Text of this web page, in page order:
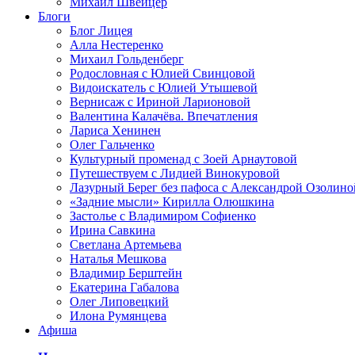
Блоги
Блог Лицея
Алла Нестеренко
Михаил Гольденберг
Родословная с Юлией Свинцовой
Видоискатель с Юлией Утышевой
Вернисаж с Ириной Ларионовой
Валентина Калачёва. Впечатления
Лариса Хенинен
Олег Гальченко
Культурный променад с Зоей Арнаутовой
Путешествуем с Лидией Винокуровой
Лазурный Берег без пафоса с Александрой
«Задние мысли» Кирилла Олюшкина
Застолье с Владимиром Софиенко
Ирина Савкина
Светлана Артемьева
Наталья Мешкова
Владимир Берштейн
Екатерина Габалова
Олег Липовецкий
Илона Румянцева
Афиша